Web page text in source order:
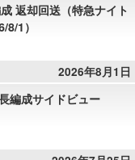
返却回送（特急ナイト
1）
2026年8月1日
編成サイドビュー